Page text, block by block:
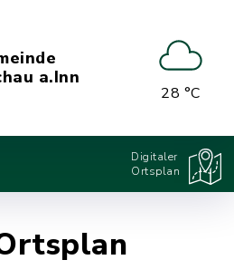
a.Inn
28 °C
Digitaler
Ortsplan